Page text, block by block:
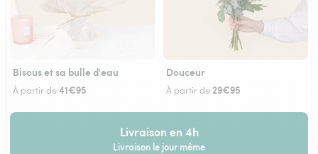
Bisous et sa bulle d'eau
À partir de41€95
Douceur
À partir de29€95
Livraison en 4h
Livraison le jour même